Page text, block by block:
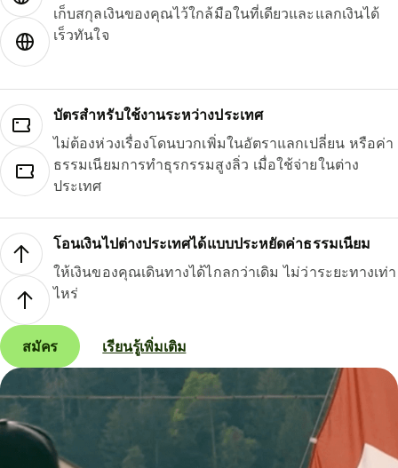
เก็บสกุลเงินของคุณไว้ใกล้มือในที่เดียวและแลกเงินได้
เร็วทันใจ
บัตรสำหรับใช้งานระหว่างประเทศ
ไม่ต้องห่วงเรื่องโดนบวกเพิ่มในอัตราแลกเปลี่ยน หรือค่า
ธรรมเนียมการทำธุรกรรมสูงลิ่ว เมื่อใช้จ่ายในต่าง
ประเทศ
โอนเงินไปต่างประเทศได้แบบประหยัดค่าธรรมเนียม
ให้เงินของคุณเดินทางได้ไกลกว่าเดิม ไม่ว่าระยะทางเท่า
ไหร่
สมัคร เรียนรู้เพิ่มเติม